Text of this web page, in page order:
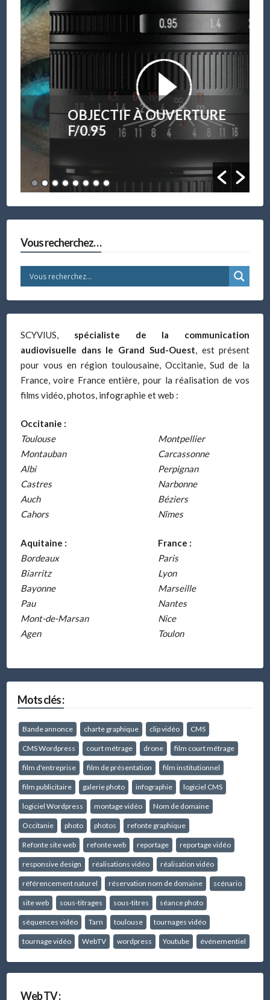
OBJECTIF À OUVERTURE
F/0.95
Vous recherchez…
SCYVIUS, spécialiste de la communication
audiovisuelle dans le Grand Sud-Ouest, est présent
pour vous en région toulousaine, Occitanie, Sud de la
France, voire France entière, pour la réalisation de vos
films vidéo, photos, infographie et web :
Occitanie :
Toulouse
Montauban
Albi
Castres
Auch
Cahors
Montpellier
Carcassonne
Perpignan
Narbonne
Béziers
Nîmes
Aquitaine :
Bordeaux
Biarritz
Bayonne
Pau
Mont-de-Marsan
Agen
France :
Paris
Lyon
Marseille
Nantes
Nice
Toulon
Mots clés :
Bande annonce charte graphique clip vidéo CMS
CMS Wordpress court métrage drone film court métrage
film d'entreprise film de présentation film institutionnel
film publicitaire galerie photo infographie logiciel CMS
logiciel Wordpress montage vidéo Nom de domaine
Occitanie photo photos refonte graphique
Refonte site web refonte web reportage reportage vidéo
responsive design réalisations vidéo réalisation vidéo
référencement naturel réservation nom de domaine scénario
site web sous-titrages sous-titres séance photo
séquences vidéo Tarn toulouse tournages vidéo
tournage vidéo WebTV wordpress Youtube événementiel
Web TV :